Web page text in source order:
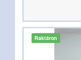
Raktáron